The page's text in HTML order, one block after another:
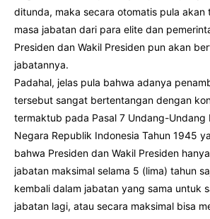
ditunda, maka secara otomatis pula akan
masa jabatan dari para elite dan
Presiden dan Wakil Presiden pun akan
jabatannya.
Padahal, jelas pula bahwa adanya
tersebut sangat bertentangan dengan
termaktub pada Pasal 7 Undang-Undang
Negara Republik Indonesia Tahun 1945
bahwa Presiden dan Wakil Presiden
jabatan maksimal selama 5 (lima) tahun
kembali dalam jabatan yang sama untuk
jabatan lagi, atau secara maksimal bisa